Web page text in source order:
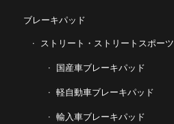
ブレーキパッド
ストリート・ストリートスポーツ
国産車ブレーキパッド
軽自動車ブレーキパッド
輸入車ブレーキパッド